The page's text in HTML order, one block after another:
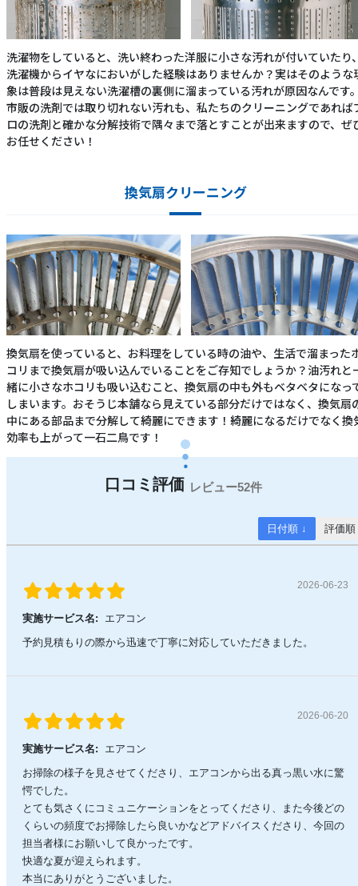
洗濯物をしていると、洗い終わった洋服に小さな汚れが付いていたり
洗濯機からイヤなにおいがした経験はありませんか？実はそのような
象は普段は見えない洗濯槽の裏側に溜まっている汚れが原因なんです
市販の洗剤では取り切れない汚れも、私たちのクリーニングであれば
ロの洗剤と確かな分解技術で隅々まで落とすことが出来ますので、ぜ
お任せください！
換気扇クリーニング
換気扇を使っていると、お料理をしている時の油や、生活で溜まった
コリまで換気扇が吸い込んでいることをご存知でしょうか？油汚れと
緒に小さなホコリも吸い込むこと、換気扇の中も外もベタベタになっ
しまいます。おそうじ本舗なら見えている部分だけではなく、換気扇
中にある部品まで分解して綺麗にできます！綺麗になるだけでなく換
効率も上がって一石二鳥です！
52件
日付順 ↓ 評価順
2026-06-23
実施サービス名:
エアコン
予約見積もりの際から迅速で丁寧に対応していただきました。
2026-06-20
実施サービス名:
エアコン
お掃除の様子を見させてくださり、エアコンから出る真っ黒い水に驚
愕でした。
とても気さくにコミュニケーションをとってくださり、また今後どの
くらいの頻度でお掃除したら良いかなどアドバイスくださり、今回の
担当者様にお願いして良かったです。
快適な夏が迎えられます。
本当にありがとうございました。